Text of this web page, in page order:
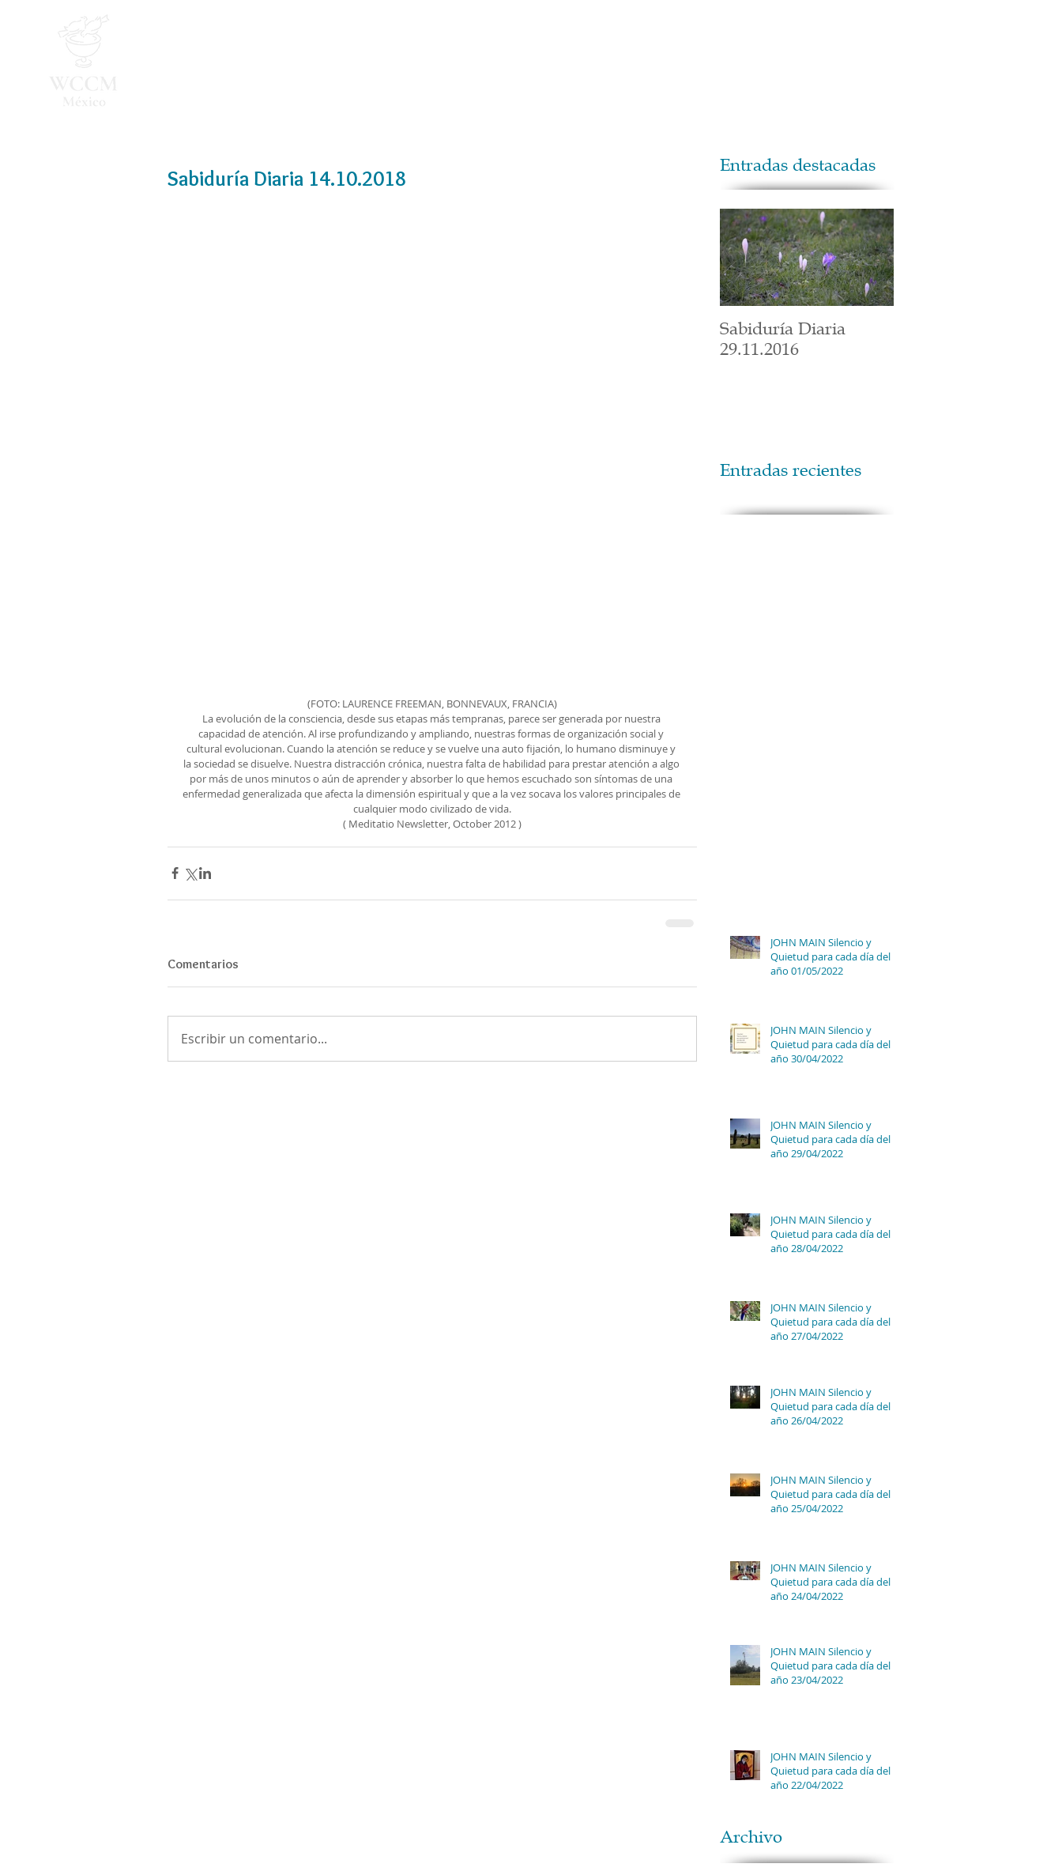
Sabiduría Diaria 14.10.2018
(FOTO: LAURENCE FREEMAN, BONNEVAUX, FRANCIA)
La evolución de la consciencia, desde sus etapas más tempranas, parece ser generada por nuestra
capacidad de atención. Al irse profundizando y ampliando, nuestras formas de organización social y
cultural evolucionan. Cuando la atención se reduce y se vuelve una auto fijación, lo humano disminuye y
la sociedad se disuelve. Nuestra distracción crónica, nuestra falta de habilidad para prestar atención a algo
por más de unos minutos o aún de aprender y absorber lo que hemos escuchado son síntomas de una
enfermedad generalizada que afecta la dimensión espiritual y que a la vez socava los valores principales de
cualquier modo civilizado de vida.
( Meditatio Newsletter, October 2012 )
Comentarios
Escribir un comentario...
Entradas destacadas
Sabiduría Diaria
29.11.2016
Entradas recientes
JOHN MAIN Silencio y
Quietud para cada día del
año 01/05/2022
JOHN MAIN Silencio y
Quietud para cada día del
año 30/04/2022
JOHN MAIN Silencio y
Quietud para cada día del
año 29/04/2022
JOHN MAIN Silencio y
Quietud para cada día del
año 28/04/2022
JOHN MAIN Silencio y
Quietud para cada día del
año 27/04/2022
JOHN MAIN Silencio y
Quietud para cada día del
año 26/04/2022
JOHN MAIN Silencio y
Quietud para cada día del
año 25/04/2022
JOHN MAIN Silencio y
Quietud para cada día del
año 24/04/2022
JOHN MAIN Silencio y
Quietud para cada día del
año 23/04/2022
JOHN MAIN Silencio y
Quietud para cada día del
año 22/04/2022
Archivo